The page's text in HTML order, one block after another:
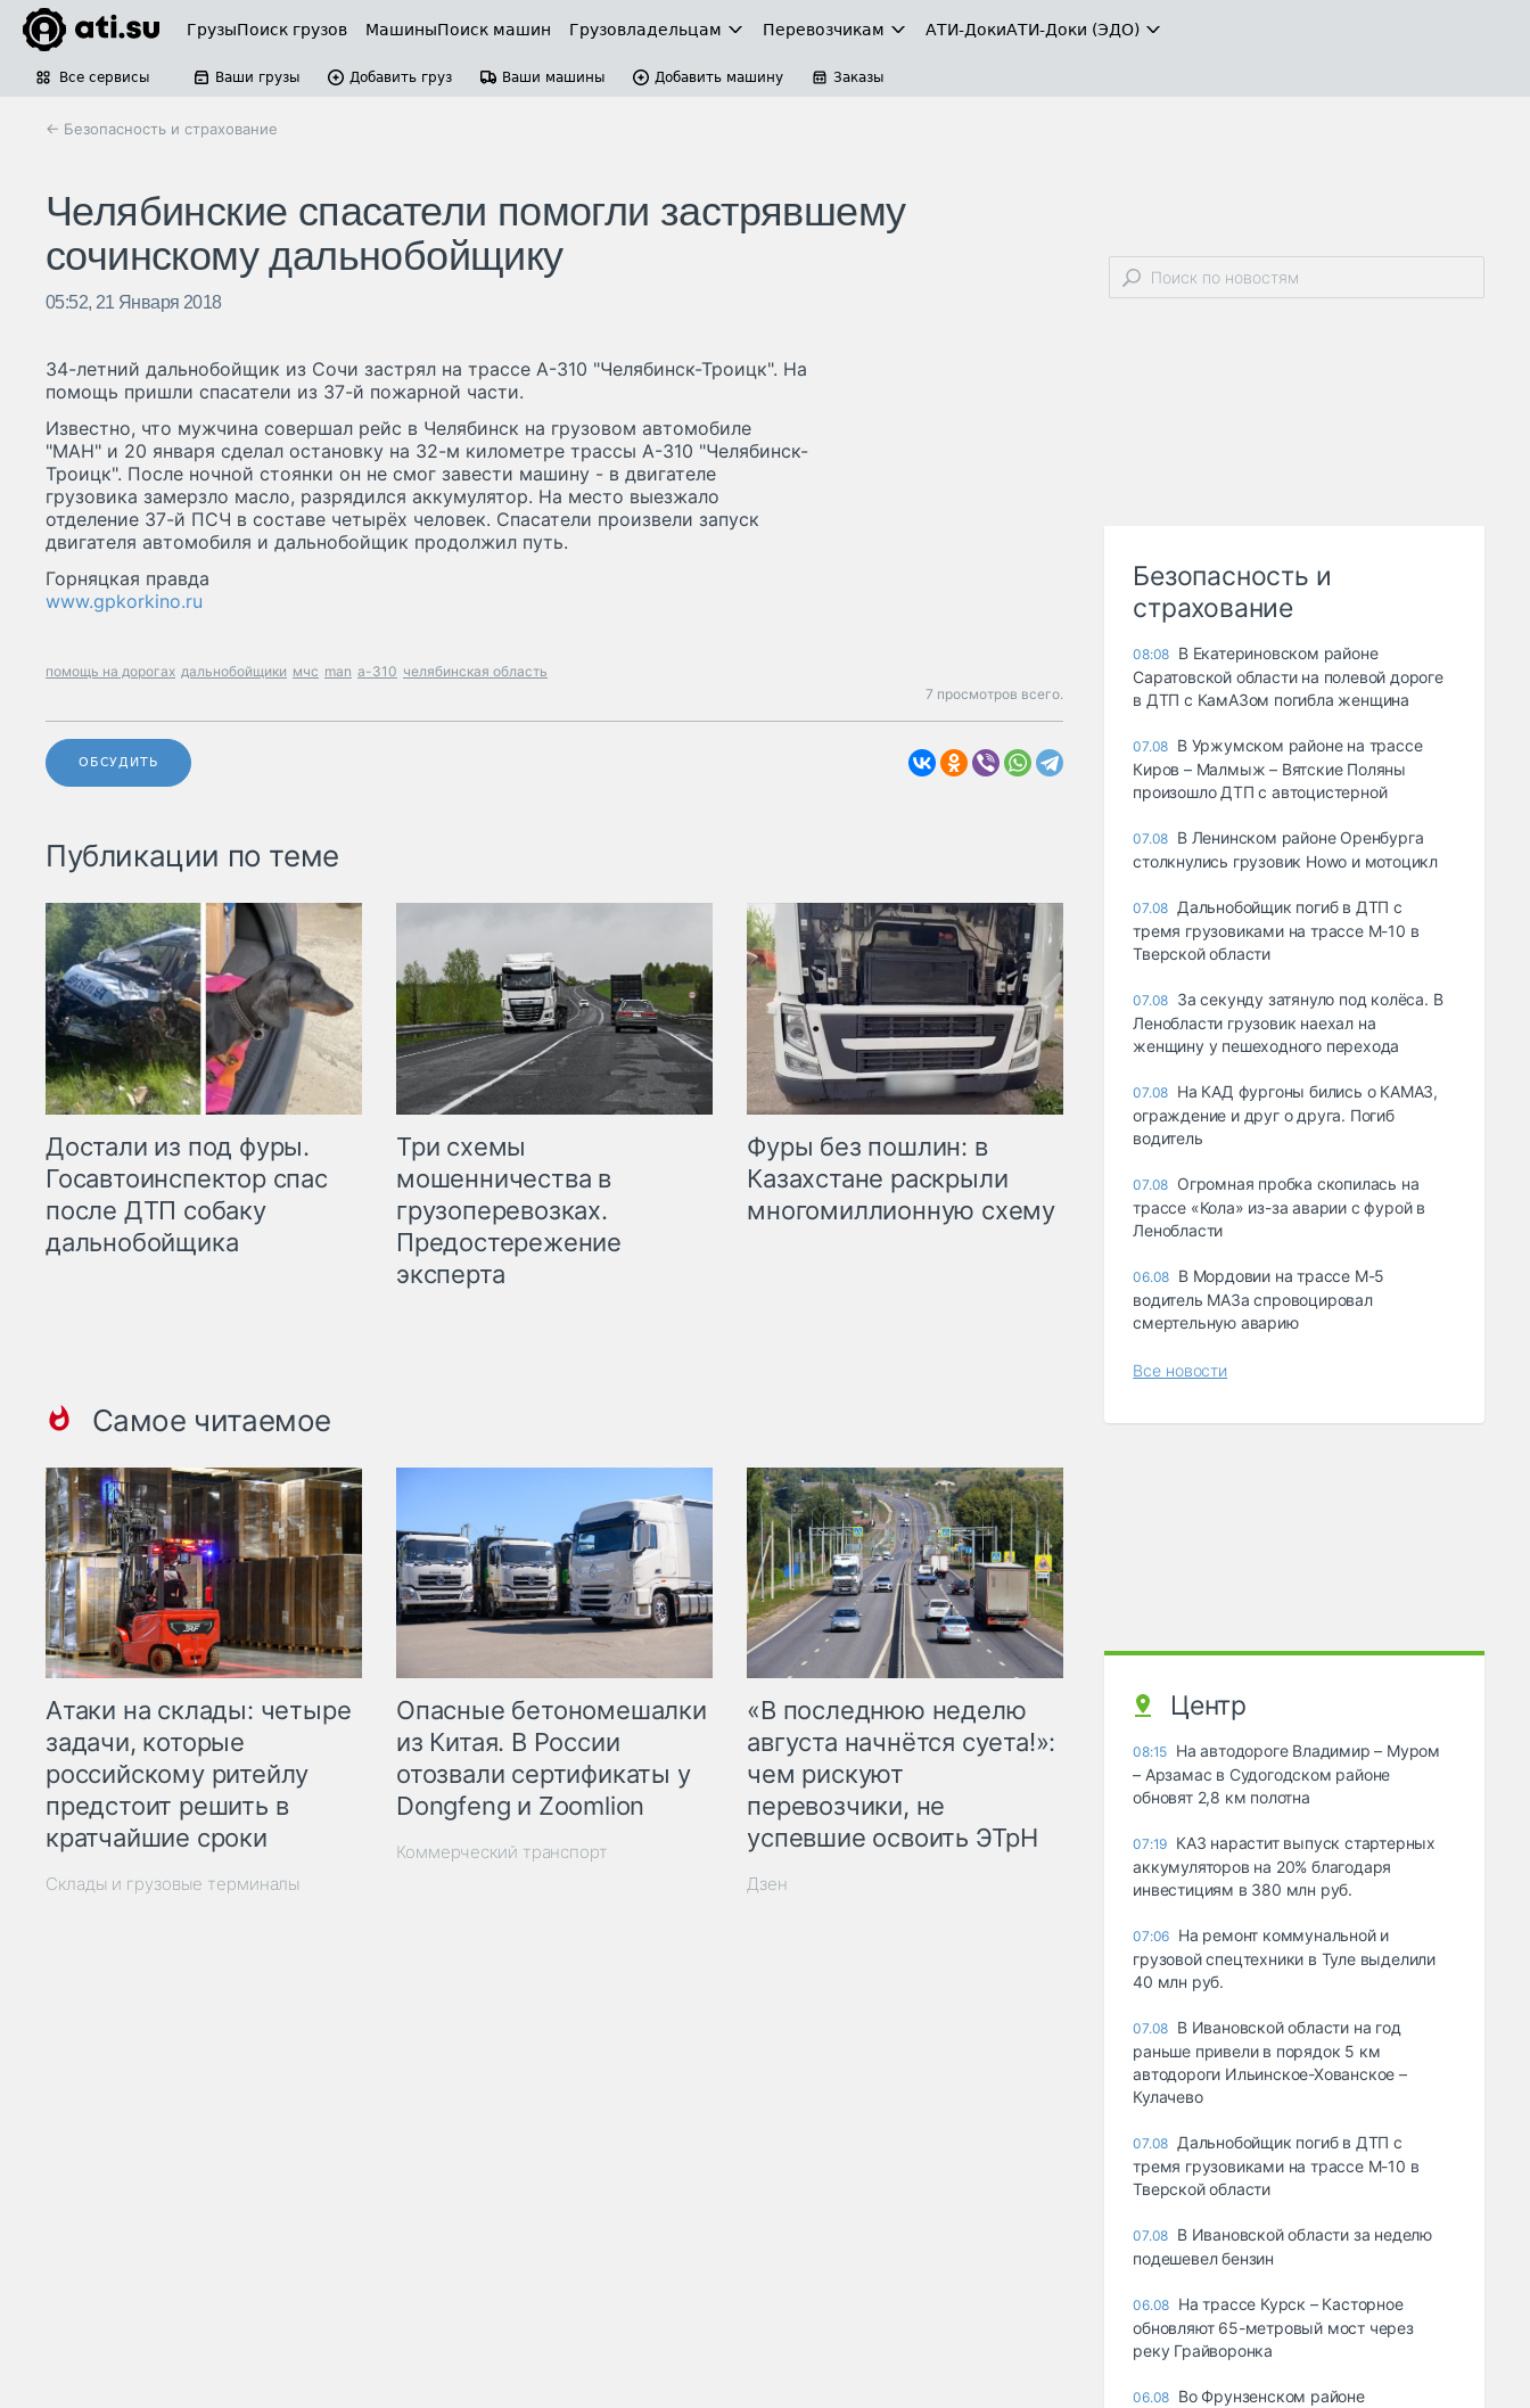
ГрузыПоиск грузов МашиныПоиск машин Грузовладельцам Перевозчикам АТИ-ДокиАТИ-Доки (ЭДО)
Все сервисы Ваши грузы Добавить груз Ваши машины Добавить машину Заказы
← Безопасность и страхование
Челябинские спасатели помогли застрявшему
сочинскому дальнобойщику
05:52, 21 Января 2018
34-летний дальнобойщик из Сочи застрял на трассе А-310 "Челябинск-Троицк". На
помощь пришли спасатели из 37-й пожарной части.
Известно, что мужчина совершал рейс в Челябинск на грузовом автомобиле
"МАН" и 20 января сделал остановку на 32-м километре трассы А-310 "Челябинск-
Троицк". После ночной стоянки он не смог завести машину - в двигателе
грузовика замерзло масло, разрядился аккумулятор. На место выезжало
отделение 37-й ПСЧ в составе четырёх человек. Спасатели произвели запуск
двигателя автомобиля и дальнобойщик продолжил путь.
Горняцкая правда
www.gpkorkino.ru
помощь на дорогах дальнобойщики мчс man а-310 челябинская область
7 просмотров всего.
ОБСУДИТЬ
Публикации по теме
Достали из под фуры.
Госавтоинспектор спас
после ДТП собаку
дальнобойщика
Три схемы
мошенничества в
грузоперевозках.
Предостережение
эксперта
Фуры без пошлин: в
Казахстане раскрыли
многомиллионную схему
Самое читаемое
Атаки на склады: четыре
задачи, которые
российскому ритейлу
предстоит решить в
кратчайшие сроки
Склады и грузовые терминалы
Опасные бетономешалки
из Китая. В России
отозвали сертификаты у
Dongfeng и Zoomlion
Коммерческий транспорт
«В последнюю неделю
августа начнётся суета!»:
чем рискуют
перевозчики, не
успевшие освоить ЭТрН
Дзен
Безопасность и
страхование
08:08 В Екатериновском районе
Саратовской области на полевой дороге
в ДТП с КамАЗом погибла женщина
07.08 В Уржумском районе на трассе
Киров – Малмыж – Вятские Поляны
произошло ДТП с автоцистерной
07.08 В Ленинском районе Оренбурга
столкнулись грузовик Howo и мотоцикл
07.08 Дальнобойщик погиб в ДТП с
тремя грузовиками на трассе М-10 в
Тверской области
07.08 За секунду затянуло под колёса. В
Ленобласти грузовик наехал на
женщину у пешеходного перехода
07.08 На КАД фургоны бились о КАМАЗ,
ограждение и друг о друга. Погиб
водитель
07.08 Огромная пробка скопилась на
трассе «Кола» из-за аварии с фурой в
Ленобласти
06.08 В Мордовии на трассе М-5
водитель МАЗа спровоцировал
смертельную аварию
Все новости
Центр
08:15 На автодороге Владимир – Муром
– Арзамас в Судогодском районе
обновят 2,8 км полотна
07:19 КАЗ нарастит выпуск стартерных
аккумуляторов на 20% благодаря
инвестициям в 380 млн руб.
07:06 На ремонт коммунальной и
грузовой спецтехники в Туле выделили
40 млн руб.
07.08 В Ивановской области на год
раньше привели в порядок 5 км
автодороги Ильинское-Хованское –
Кулачево
07.08 Дальнобойщик погиб в ДТП с
тремя грузовиками на трассе М-10 в
Тверской области
07.08 В Ивановской области за неделю
подешевел бензин
06.08 На трассе Курск – Касторное
обновляют 65-метровый мост через
реку Грайворонка
06.08 Во Фрунзенском районе